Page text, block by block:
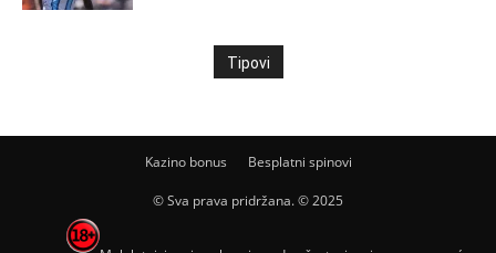
Tipovi
Kazino bonus Besplatni spinovi
© Sva prava pridržana. © 2025